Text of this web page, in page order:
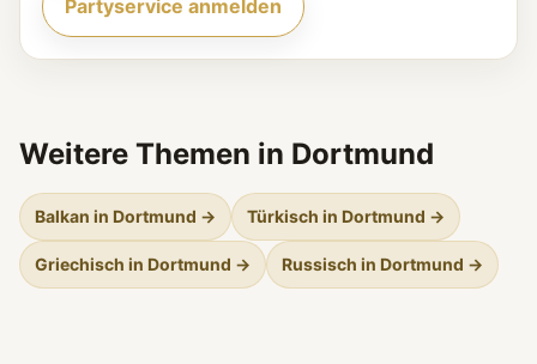
Partyservice anmelden
Weitere Themen in Dortmund
Balkan in Dortmund → Türkisch in Dortmund →
Griechisch in Dortmund → Russisch in Dortmund →